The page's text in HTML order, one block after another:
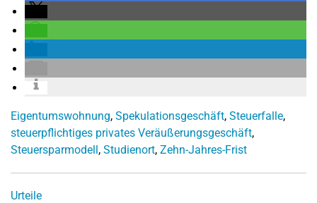
Eigentumswohnung, Spekulationsgeschäft, Steuerfalle,
steuerpflichtiges privates Veräußerungsgeschäft,
Steuersparmodell, Studienort, Zehn-Jahres-Frist
Urteile